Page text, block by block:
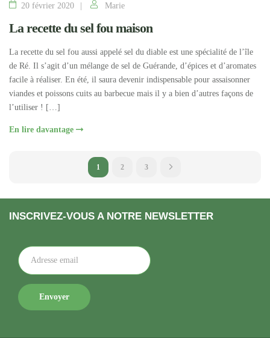
20 février 2020 Marie
La recette du sel fou maison
La recette du sel fou aussi appelé sel du diable est une spécialité de l’île
de Ré. Il s’agit d’un mélange de sel de Guérande, d’épices et d’aromates
facile à réaliser. En été, il saura devenir indispensable pour assaisonner
viandes et poissons cuits au barbecue mais il y a bien d’autres façons de
l’utiliser ! […]
En lire davantage
1 2 3
INSCRIVEZ-VOUS A NOTRE NEWSLETTER